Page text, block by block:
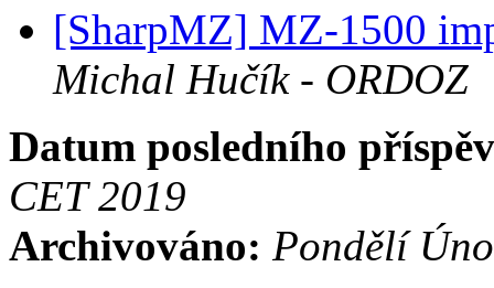
[SharpMZ] MZ-1500
Michal Hučík - ORDOZ
Datum posledního
CET 2019
Archivováno: Pondělí